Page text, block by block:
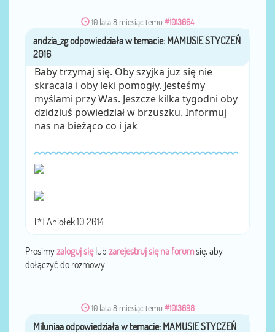
10 lata 8 miesiąc temu #1013664
przezandzia_zg
Baby trzymaj się. Oby szyjka juz się nie
skracala i oby leki pomogły. Jesteśmy
myślami przy Was. Jeszcze kilka tygodni oby
dzidziuś powiedział w brzuszku. Informuj
nas na bieżąco co i jak
[*] Aniołek 10.2014
Prosimyzaloguj sięlub zarejestruj się na forumsię, aby
dołączyć do rozmowy.
10 lata 8 miesiąc temu #1013698
przezMiluniaa